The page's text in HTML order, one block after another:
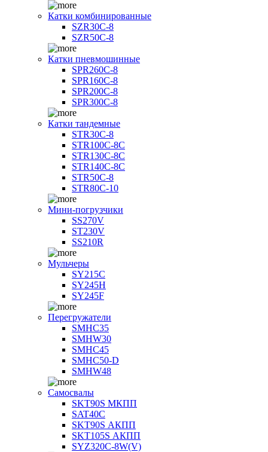
Катки комбинированные
SZR30C-8
SZR50C-8
Катки пневмошинные
SPR260C-8
SPR160C-8
SPR200C-8
SPR300C-8
Катки тандемные
STR30C-8
STR100C-8С
STR130C-8С
STR140C-8С
STR50C-8
STR80C-10
Мини-погрузчики
SS270V
ST230V
SS210R
Мульчеры
SY215C
SY245H
SY245F
Перегружатели
SMHC35
SMHW30
SMHC45
SMHC50-D
SMHW48
Самосвалы
SKT90S МКПП
SAT40C
SKT90S АКПП
SKT105S АКПП
SYZ320C-8W(V)